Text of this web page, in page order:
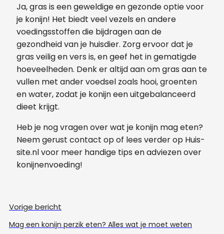
Ja, gras is een geweldige en gezonde optie voor
je konijn! Het biedt veel vezels en andere
voedingsstoffen die bijdragen aan de
gezondheid van je huisdier. Zorg ervoor dat je
gras veilig en vers is, en geef het in gematigde
hoeveelheden. Denk er altijd aan om gras aan te
vullen met ander voedsel zoals hooi, groenten
en water, zodat je konijn een uitgebalanceerd
dieet krijgt.
Heb je nog vragen over wat je konijn mag eten?
Neem gerust contact op of lees verder op Huis-
site.nl voor meer handige tips en adviezen over
konijnenvoeding!
Vorige bericht
Mag een konijn perzik eten? Alles wat je moet weten